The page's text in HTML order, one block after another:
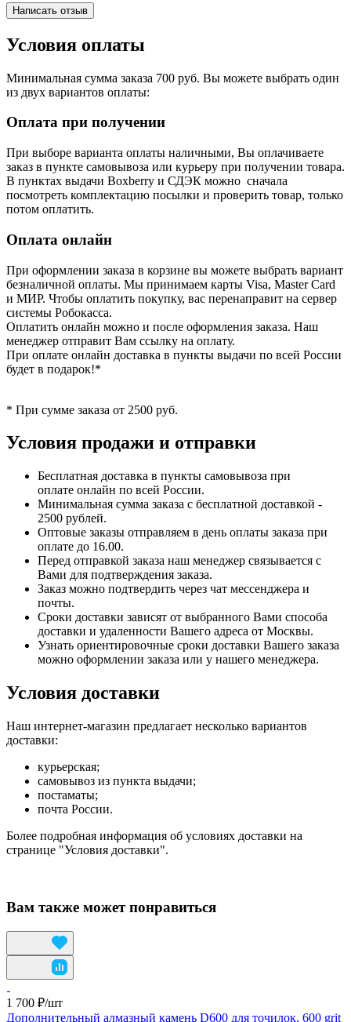
Написать отзыв
Условия оплаты
Минимальная сумма заказа 700 руб. Вы можете выбрать один
из двух вариантов оплаты:
Оплата при получении
При выборе варианта оплаты наличными, Вы оплачиваете
заказ в пункте самовывоза или курьеру при получении товара.
В пунктах выдачи Boxberry и СДЭК можно сначала
посмотреть комплектацию посылки и проверить товар, только
потом оплатить.
Оплата онлайн
При оформлении заказа в корзине вы можете выбрать вариант
безналичной оплаты. Мы принимаем карты Visa, Master Card
и МИР. Чтобы оплатить покупку, вас перенаправит на сервер
системы Робокасса.
Оплатить онлайн можно и после оформления заказа. Наш
менеджер отправит Вам ссылку на оплату.
При оплате онлайн доставка в пункты выдачи по всей России
будет в подарок!*
* При сумме заказа от 2500 руб.
Условия продажи и отправки
Бесплатная доставка в пункты самовывоза при
оплате онлайн по всей России.
Минимальная сумма заказа с бесплатной доставкой -
2500 рублей.
Оптовые заказы отправляем в день оплаты заказа при
оплате до 16.00.
Перед отправкой заказа наш менеджер связывается с
Вами для подтверждения заказа.
Заказ можно подтвердить через чат мессенджера и
почты.
Сроки доставки зависят от выбранного Вами способа
доставки и удаленности Вашего адреса от Москвы.
Узнать ориентировочные сроки доставки Вашего заказа
можно оформлении заказа или у нашего менеджера.
Условия доставки
Наш интернет-магазин предлагает несколько вариантов
доставки:
курьерская;
самовывоз из пункта выдачи;
постаматы;
почта России.
Более подробная информация об условиях доставки на
странице "Условия доставки".
Вам также может понравиться
1 700 ₽/шт
Дополнительный алмазный камень D600 для точилок, 600 grit